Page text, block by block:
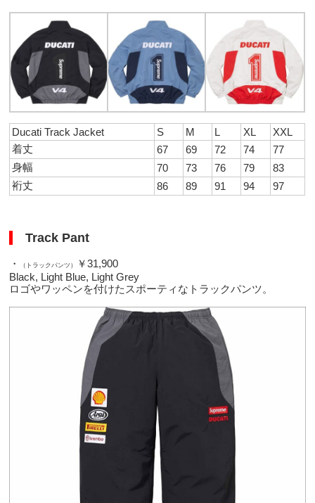
Ducati Track Jacket S M L XL
XXL
着丈
67 69 72 74
77
身幅
70 73 76 79
83
裄丈
86 89 91 94 97
Track Pant
・ （トラックパンツ）
￥31,900
Black, Light Blue, Light Grey
ロゴやワッペンを付けたスポーティなトラックパンツ。